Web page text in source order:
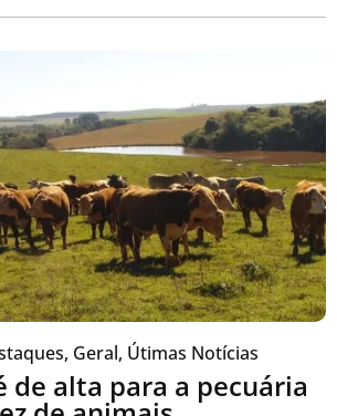
, Geral, Útimas Notícias
de alta para a pecuária